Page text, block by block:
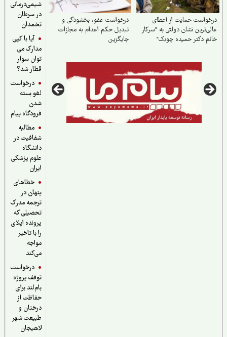
شیمی‌درمانی
در سرطان
تخمدان
آیا با کپی
مدارک می
توان سوار
قطار شد؟
درخواست
لغو بسته
فرودگاه پیام
مطالبه
شفافیت در
دانشگاه
علوم پزشکی
خطاهای
پنهان در
ترجمه مدرک
تحصیلی که
پرونده اپلای
را با تاخیر
درخواست
توقف پروژه
بام‌لند برای
حفاظت از
درختان و
طبیعت شهر
لاهیجان
حمایت از اعطای
نشان دولتی به "سرکار
دکتر حمیده چوبک"
درخواست عفو، بخشودگی و
تبدیل حکم اعدام به مجازات
جایگزین